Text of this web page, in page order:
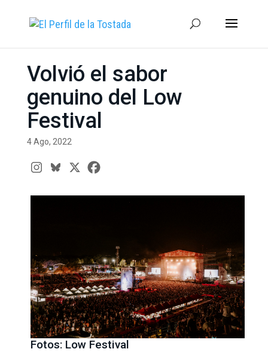
Volvió el sabor
genuino del Low
Festival
4 Ago, 2022
Fotos: Low Festival